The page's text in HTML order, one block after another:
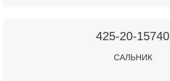
425-20-15740
САЛЬНИК